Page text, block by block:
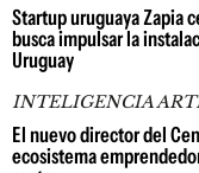
Startup uruguaya Zapia
busca impulsar la
Uruguay
INTELIGENCIA
El nuevo director del
ecosistema